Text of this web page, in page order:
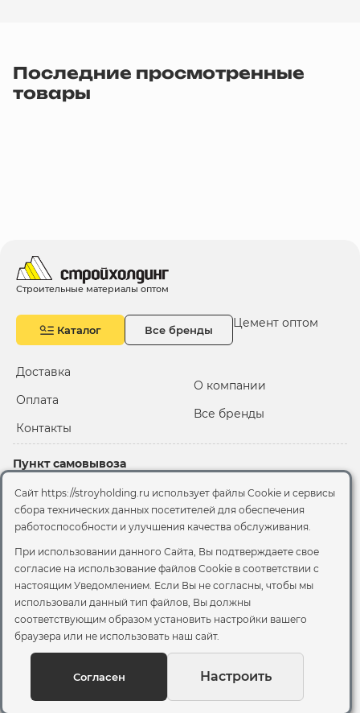
Последние просмотренные
товары
Строительные материалы оптом
Каталог Все бренды Цемент оптом
Доставка
Оплата
Контакты
О компании
Все бренды
Пункт самовывоза
2-й Иртышский проезд,
территория 2А стр.3
Офис
Москва, ул. Вятская, 49с1
© 2026 Стройхолдинг | г. Москва
Договор оферта
Политика конфиденциальности
Вы можете отозвать своё согласие, написав на
sales@stroyholding.ru
Сайт https://stroyholding.ru использует файлы Cookie и сервисы
сбора технических данных посетителей для обеспечения
работоспособности и улучшения качества обслуживания.
При использовании данного Сайта, Вы подтверждаете свое
согласие на использование файлов Cookie в соответствии с
настоящим Уведомлением. Если Вы не согласны, чтобы мы
использовали данный тип файлов, Вы должны
соответствующим образом установить настройки вашего
браузера или не использовать наш сайт.
Согласен Настроить